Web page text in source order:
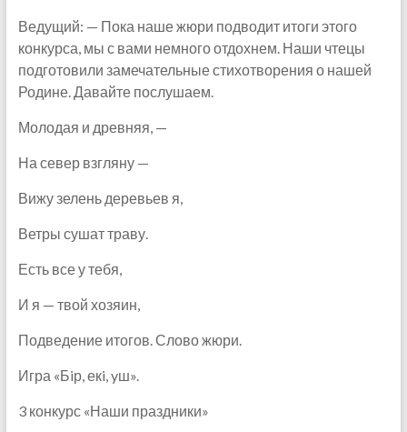
Ведущий: — Пока наше жюри подводит итоги этого
конкурса, мы с вами немного отдохнем. Наши чтецы
подготовили замечательные стихотворения о нашей
Родине. Давайте послушаем.
Молодая и древняя, —
На север взгляну —
Вижу зелень деревьев я,
Ветры сушат траву.
Есть все у тебя,
И я — твой хозяин,
Подведение итогов. Слово жюри.
Игра «Бiр, екi, yш».
3 конкурс «Наши праздники»